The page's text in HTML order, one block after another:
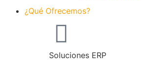
¿Qué Ofrecemos?
Soluciones ERP